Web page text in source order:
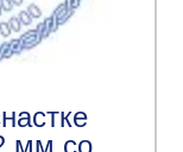
мм со